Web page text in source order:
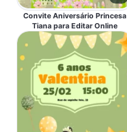
Convite Aniversário Princesa
Tiana para Editar Online